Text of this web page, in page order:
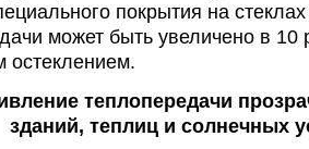
покрытия на
может быть увеличено в 10
остеклением.
теплопередачи
зданий, теплиц и солнечных